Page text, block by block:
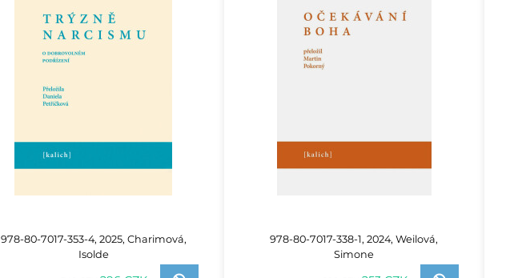
978-80-7017-353-4, 2025, Charimová,
Isolde
978-80-7017-338-1, 2024, Weilová,
Simone